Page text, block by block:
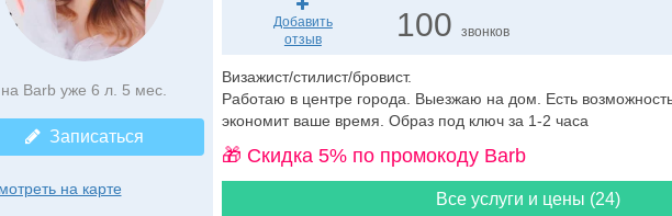
на Barb уже 6 л. 5 мес.
Записаться
на карте
Добавить
отзыв
100звонков
Визажист/стилист/бровист.
Работаю в центре города. Выезжаю на дом. Есть
экономит ваше время. Образ под ключ за 1-2 часа
🎁 Cкидка 5% по промокоду Barb
Все услуги и цены (24)